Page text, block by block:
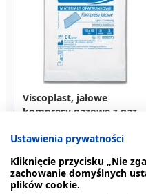
Viscoplast, jałowe
kompresy gazowe z gazy
8 warstw, 10 cm x 10 cm,
1,69 zł
Viscoplast, jałowe
kompresy gazowe z gazy
8 warstw, 10 cm x 10 cm,
1,69 zł
Swederm Hudsalva
Sensitive, maść do skóry
24,59 zł
Ustawienia prywatności
Kliknięcie przycisku „Nie
zachowanie domyślnych
plików cookie.